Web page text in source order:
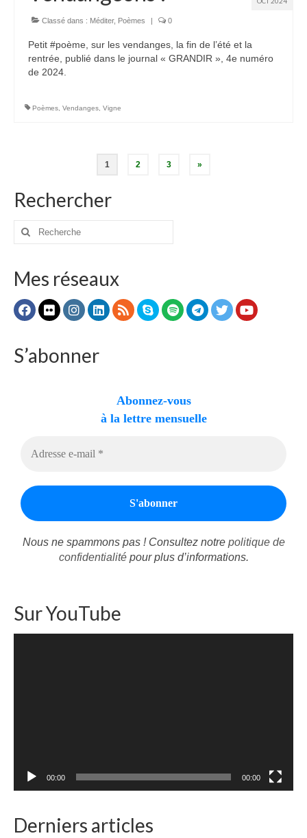
Classé dans : Méditer, Poèmes 0
Petit #poème, sur les vendanges, la fin de l’été et la
rentrée, publié dans le journal « GRANDIR », 4e numéro
de 2024.
Poèmes, Vendanges, Vigne
Pagination
des
publications
1 2 3 »
Rechercher
Rechercher
Mes réseaux
S’abonner
Abonnez-vous
à la lettre mensuelle
Nous ne spammons pas ! Consultez notre politique de
confidentialitépour plus d’informations.
Sur YouTube
00:00 00:00
Derniers articles